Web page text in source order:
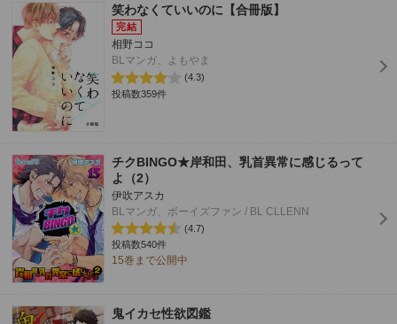
笑わなくていいのに【合冊版】
相野ココ
BLマンガ、よもやま
(4.3)
投稿数359件
チクBINGO★岸和田、乳首異常に感じるって
よ（2）
伊吹アスカ
BLマンガ、ボーイズファン / BL CLLENN
(4.7)
投稿数540件
15巻まで公開中
鬼イカセ性欲図鑑